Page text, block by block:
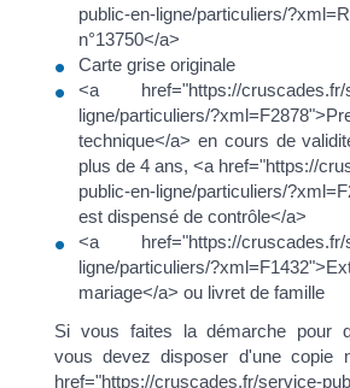
public-en-ligne/particuliers/
n°13750</a>
Carte grise originale
<a href="https://cruscades.fr/
ligne/particuliers/
technique</a> en cours de
plus de 4 ans, <a href="https://
public-en-ligne/particuliers/
est dispensé de contrôle</a>
<a href="https://cruscades.fr/
ligne/particuliers/
mariage</a> ou livret de famille
Si vous faites la démarche pour
vous devez disposer d'une copie
href="https://cruscades.fr/service-